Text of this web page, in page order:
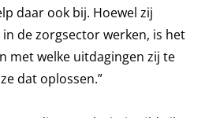
daar ook bij. Hoewel zij
de zorgsector werken, is het
met welke uitdagingen zij te
dat oplossen.”